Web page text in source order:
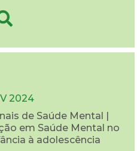
2024
de Saúde Mental |
em Saúde Mental no
à adolescência